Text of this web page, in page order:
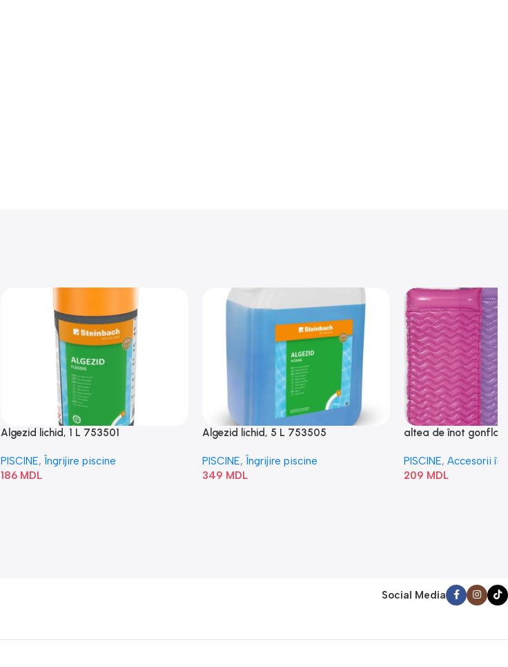
Algezid lichid, 1 L 753501
PISCINE, Îngrijire piscine
186 MDL
Algezid lichid, 5 L 753505
PISCINE, Îngrijire piscine
349 MDL
altea de înot
PISCINE, Accesorii
209 MDL
Social Media